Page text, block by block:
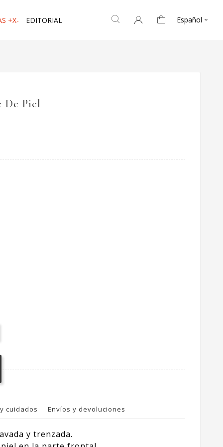
+X- EDITORIAL Español 
Piel
cuidados Envíos y devoluciones
y trenzada.